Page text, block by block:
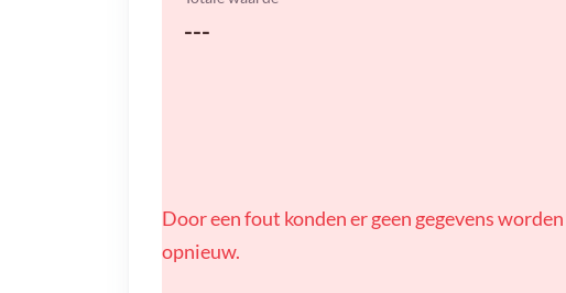
---
Door een fout konden er geen gegevens
opnieuw.